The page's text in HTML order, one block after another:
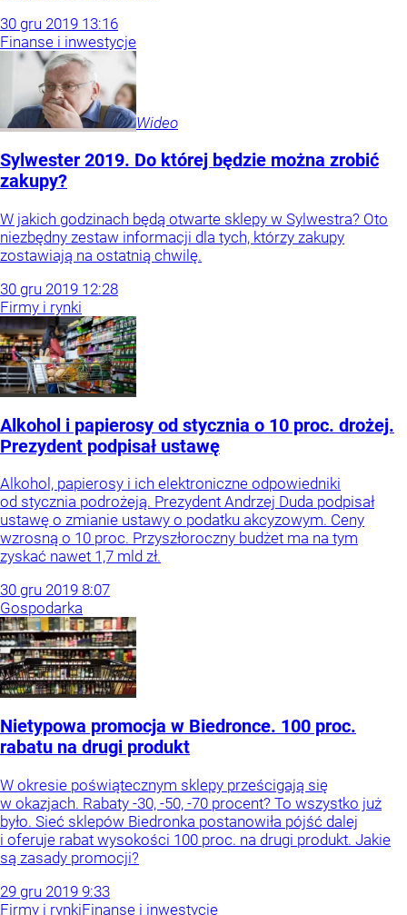
30 gru 2019 13:16
Finanse i inwestycje
Wideo
Sylwester 2019. Do której będzie można zrobić
zakupy?
W jakich godzinach będą otwarte sklepy w Sylwestra? Oto
niezbędny zestaw informacji dla tych, którzy zakupy
zostawiają na ostatnią chwilę.
30 gru 2019 12:28
Firmy i rynki
Alkohol i papierosy od stycznia o 10 proc. drożej.
Prezydent podpisał ustawę
Alkohol, papierosy i ich elektroniczne odpowiedniki
od stycznia podrożeją. Prezydent Andrzej Duda podpisał
ustawę o zmianie ustawy o podatku akcyzowym. Ceny
wzrosną o 10 proc. Przyszłoroczny budżet ma na tym
zyskać nawet 1,7 mld zł.
30 gru 2019 8:07
Gospodarka
Nietypowa promocja w Biedronce. 100 proc.
rabatu na drugi produkt
W okresie poświątecznym sklepy prześcigają się
w okazjach. Rabaty -30, -50, -70 procent? To wszystko już
było. Sieć sklepów Biedronka postanowiła pójść dalej
i oferuje rabat wysokości 100 proc. na drugi produkt. Jakie
są zasady promocji?
29 gru 2019 9:33
Firmy i rynkiFinanse i inwestycje